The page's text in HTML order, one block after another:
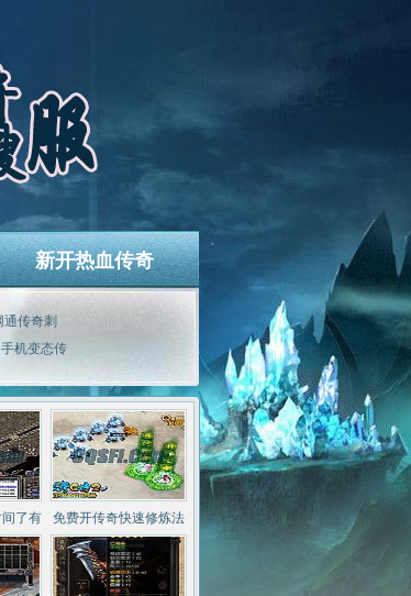
新开热血传奇
通传奇刺
手机变态传
了有
后
免费开传奇快速修炼法
师破魂斩